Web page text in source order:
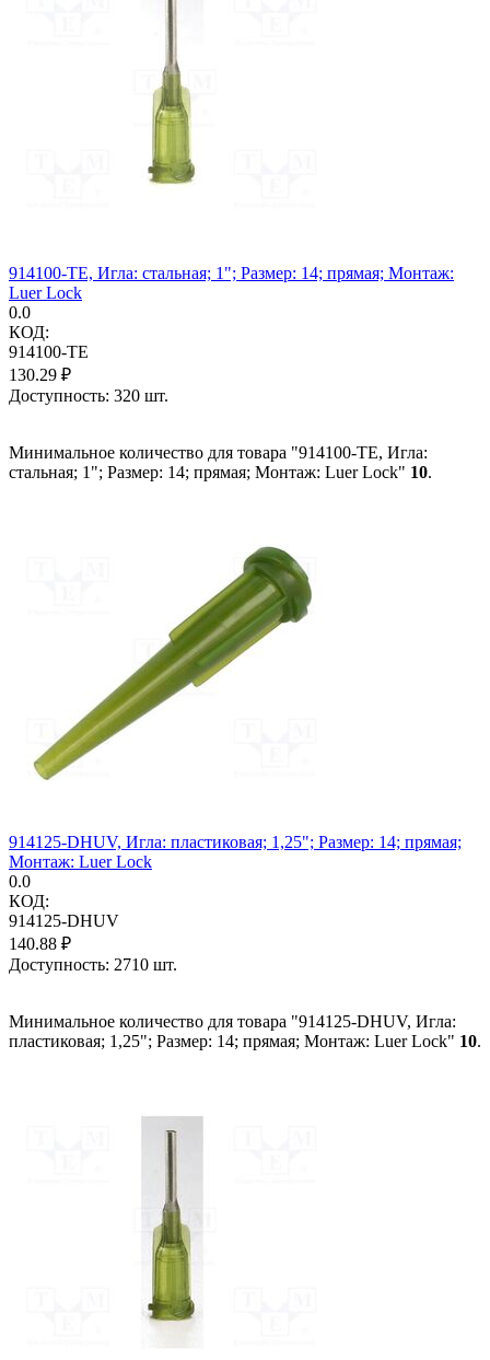
914100-TE, Игла: стальная; 1"; Размер: 14; прямая; Монтаж:
Luer Lock
0.0
КОД:
914100-TE
130.29 ₽
Доступность: 320 шт.
Минимальное количество для товара "914100-TE, Игла:
стальная; 1"; Размер: 14; прямая; Монтаж: Luer Lock" 10.
914125-DHUV, Игла: пластиковая; 1,25"; Размер: 14; прямая;
Монтаж: Luer Lock
0.0
КОД:
914125-DHUV
140.88 ₽
Доступность: 2710 шт.
Минимальное количество для товара "914125-DHUV, Игла:
пластиковая; 1,25"; Размер: 14; прямая; Монтаж: Luer Lock" 10.